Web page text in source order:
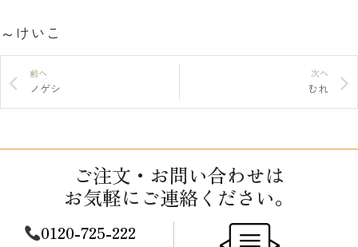
～けいこ
前へ
ノゲシ
次へ
むれ
ご注文・お問い合わせは
お気軽にご連絡ください。
0120-725-222